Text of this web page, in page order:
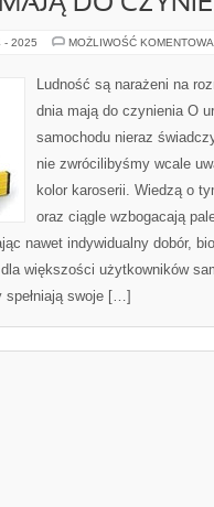
- 2025 MOŻLIWOŚĆ
Ludność są narażeni na
dnia mają do czynienia O
samochodu nieraz
nie zwrócilibyśmy wcale
kolor karoserii. Wiedzą o
oraz ciągle wzbogacają
nawet indywidualny dobór,
większości użytkowników
spełniają swoje […]